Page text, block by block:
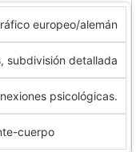
europeo/alemán
subdivisión detallada
psicológicas.
cuerpo